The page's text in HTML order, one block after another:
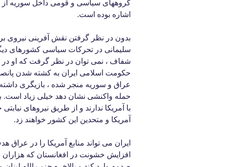
اشاره بوده است.
بدون در نظر گرفتن نقش آفرینی نیروی
سلیمانی در تحرکات سیاسی کشورهای
شفاف ، نمی توان در نظر گرفت که او
حکومت اسلامی ایران به کشته شدن
عراق و سوریه منجر شده ، بازیگری
حمله واکنشی نشان دهد خیلی زیاد است.
با آمریکا ندارند و از طریق نیروهای
آمریکا و متحدین این کشور خواهند زد.
ایران می تواند منابع آمریکا را در عراق
افزایش خشونت در افغانستان که هزاران